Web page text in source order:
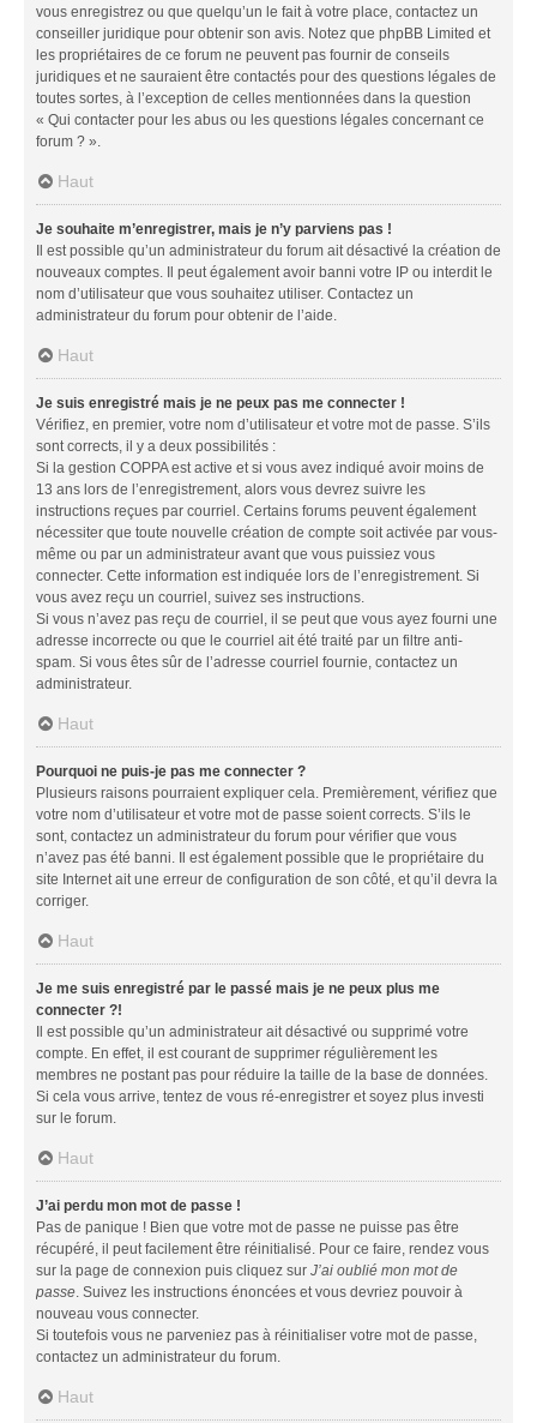
vous enregistrez ou que quelqu’un le fait à votre place, contactez un
conseiller juridique pour obtenir son avis. Notez que phpBB Limited et
les propriétaires de ce forum ne peuvent pas fournir de conseils
juridiques et ne sauraient être contactés pour des questions légales de
toutes sortes, à l’exception de celles mentionnées dans la question
« Qui contacter pour les abus ou les questions légales concernant ce
forum ? ».
Haut
Je souhaite m’enregistrer, mais je n’y parviens pas !
Il est possible qu’un administrateur du forum ait désactivé la création de
nouveaux comptes. Il peut également avoir banni votre IP ou interdit le
nom d’utilisateur que vous souhaitez utiliser. Contactez un
administrateur du forum pour obtenir de l’aide.
Haut
Je suis enregistré mais je ne peux pas me connecter !
Vérifiez, en premier, votre nom d’utilisateur et votre mot de passe. S’ils
sont corrects, il y a deux possibilités :
Si la gestion COPPA est active et si vous avez indiqué avoir moins de
13 ans lors de l’enregistrement, alors vous devrez suivre les
instructions reçues par courriel. Certains forums peuvent également
nécessiter que toute nouvelle création de compte soit activée par vous-
même ou par un administrateur avant que vous puissiez vous
connecter. Cette information est indiquée lors de l’enregistrement. Si
vous avez reçu un courriel, suivez ses instructions.
Si vous n’avez pas reçu de courriel, il se peut que vous ayez fourni une
adresse incorrecte ou que le courriel ait été traité par un filtre anti-
spam. Si vous êtes sûr de l’adresse courriel fournie, contactez un
administrateur.
Haut
Pourquoi ne puis-je pas me connecter ?
Plusieurs raisons pourraient expliquer cela. Premièrement, vérifiez que
votre nom d’utilisateur et votre mot de passe soient corrects. S’ils le
sont, contactez un administrateur du forum pour vérifier que vous
n’avez pas été banni. Il est également possible que le propriétaire du
site Internet ait une erreur de configuration de son côté, et qu’il devra la
corriger.
Haut
Je me suis enregistré par le passé mais je ne peux plus me
connecter ?!
Il est possible qu’un administrateur ait désactivé ou supprimé votre
compte. En effet, il est courant de supprimer régulièrement les
membres ne postant pas pour réduire la taille de la base de données.
Si cela vous arrive, tentez de vous ré-enregistrer et soyez plus investi
sur le forum.
Haut
J’ai perdu mon mot de passe !
Pas de panique ! Bien que votre mot de passe ne puisse pas être
récupéré, il peut facilement être réinitialisé. Pour ce faire, rendez vous
sur la page de connexion puis cliquez sur J’ai oublié mon mot de
passe. Suivez les instructions énoncées et vous devriez pouvoir à
nouveau vous connecter.
Si toutefois vous ne parveniez pas à réinitialiser votre mot de passe,
contactez un administrateur du forum.
Haut